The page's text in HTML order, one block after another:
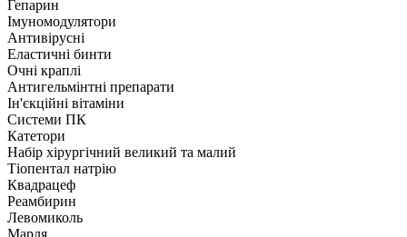
Гепарин
Імуномодулятори
Антивірусні
Еластичні бинти
Очні краплі
Антигельмінтні препарати
Ін'єкційні вітаміни
Системи ПК
Катетори
Набір хірургічний великий та малий
Тіопентал натрію
Квадрацеф
Реамбирин
Левомиколь
Марля